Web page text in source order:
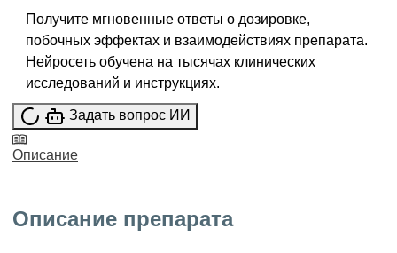
Получите мгновенные ответы о дозировке,
побочных эффектах и взаимодействиях препарата.
Нейросеть обучена на тысячах клинических
исследований и инструкциях.
Задать вопрос ИИ
Описание
Описание препарата